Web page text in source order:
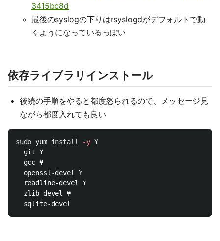
3415bc8d
最後のsyslogの下りはrsyslogdがデフォルトで動
くようになっているっぽい
依存ライブラリインストール
後続の手順をやると都度怒られるので、メッセージ見
ながら都度入れても良い
sudo yum install -y ¥
  git ¥
  gcc ¥
  openssl-devel ¥
  readline-devel ¥
  zlib-devel ¥